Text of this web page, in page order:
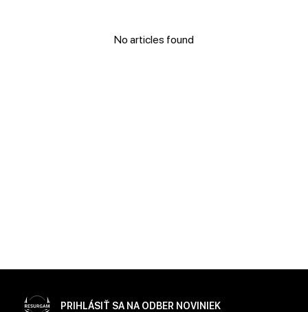
No articles found
PRIHLÁSIŤ SA NA ODBER NOVINIEK